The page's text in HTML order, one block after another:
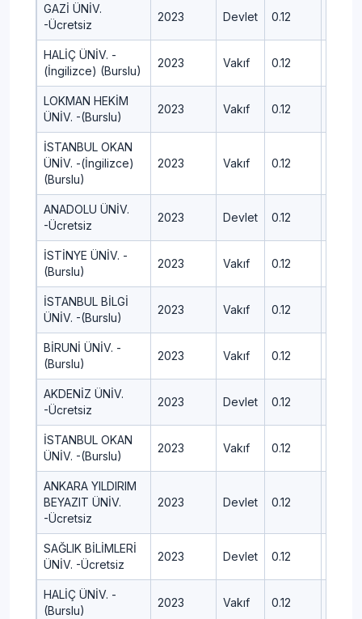
GAZİ ÜNİV.
-Ücretsiz
2023 Devlet 0.12
HALİÇ ÜNİV. -
(İngilizce) (Burslu)
2023 Vakıf 0.12
LOKMAN HEKİM
ÜNİV. -(Burslu)
2023 Vakıf 0.12
İSTANBUL OKAN
ÜNİV. -(İngilizce)
(Burslu)
2023 Vakıf 0.12
ANADOLU ÜNİV.
-Ücretsiz
2023 Devlet 0.12
İSTİNYE ÜNİV. -
(Burslu)
2023 Vakıf 0.12
İSTANBUL BİLGİ
ÜNİV. -(Burslu)
2023 Vakıf 0.12
BİRUNİ ÜNİV. -
(Burslu)
2023 Vakıf 0.12
AKDENİZ ÜNİV.
-Ücretsiz
2023 Devlet 0.12
İSTANBUL OKAN
ÜNİV. -(Burslu)
2023 Vakıf 0.12
ANKARA YILDIRIM
BEYAZIT ÜNİV.
-Ücretsiz
2023 Devlet 0.12
SAĞLIK BİLİMLERİ
ÜNİV. -Ücretsiz
2023 Devlet 0.12
HALİÇ ÜNİV. -
(Burslu)
2023 Vakıf 0.12